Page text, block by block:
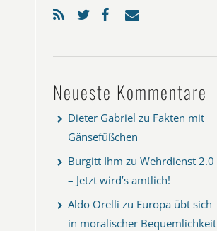
Neueste Kommentare
Dieter Gabriel zu Fakten mit
Gänsefüßchen
Burgitt Ihm zu Wehrdienst 2.0
– Jetzt wird’s amtlich!
Aldo Orelli zu Europa übt sich
in moralischer Bequemlichkeit